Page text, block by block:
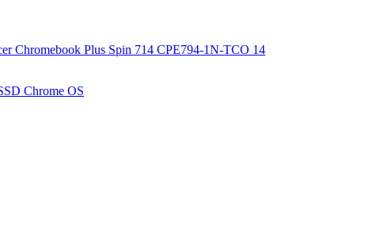
Chrome OS